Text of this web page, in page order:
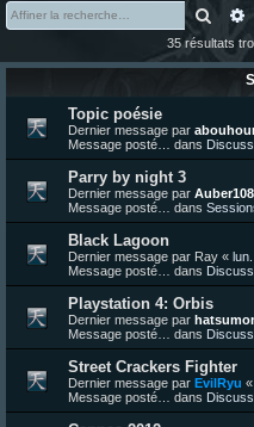
35 résultats
Topic poésie
Dernier message par
Message posté… dans
Parry by night 3
Dernier message par
Message posté… dans
Black Lagoon
Dernier message par Ray «
Message posté… dans
Playstation 4: Orbis
Dernier message par
Message posté… dans
Street Crackers Fighter
Dernier message par EvilRyu «
Message posté… dans